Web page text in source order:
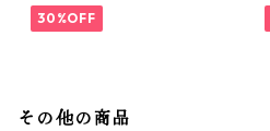
30%OFF
その他の商品